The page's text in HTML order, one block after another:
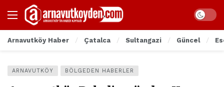
Arnavutköy Haber Çatalca Sultangazi Güncel
ARNAVUTKÖY BÖLGEDEN HABERLER